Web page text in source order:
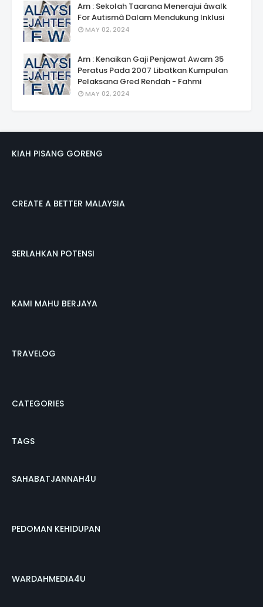
Am : Sekolah Taarana Menerajui âwalk
For Autismâ Dalam Mendukung Inklusi
MAY 02, 2024
Am : Kenaikan Gaji Penjawat Awam 35
Peratus Pada 2007 Libatkan Kumpulan
Pelaksana Gred Rendah - Fahmi
MAY 02, 2024
KIAH PISANG GORENG
CREATE A BETTER MALAYSIA
SERLAHKAN POTENSI
KAMI MAHU BERJAYA
TRAVELOG
CATEGORIES
TAGS
SAHABATJANNAH4U
PEDOMAN KEHIDUPAN
WARDAHMEDIA4U